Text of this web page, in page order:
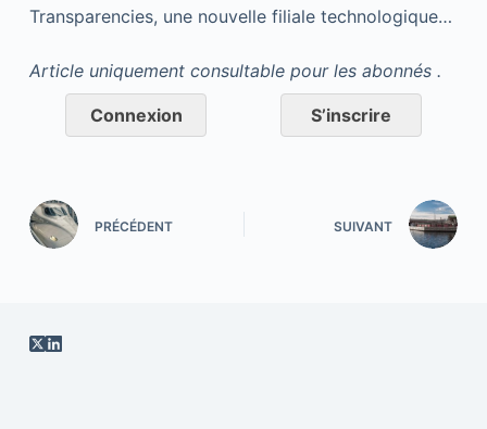
Transparencies, une nouvelle filiale technologique…
Article uniquement consultable pour les abonnés .
Connexion S’inscrire
PRÉCÉDENT SUIVANT